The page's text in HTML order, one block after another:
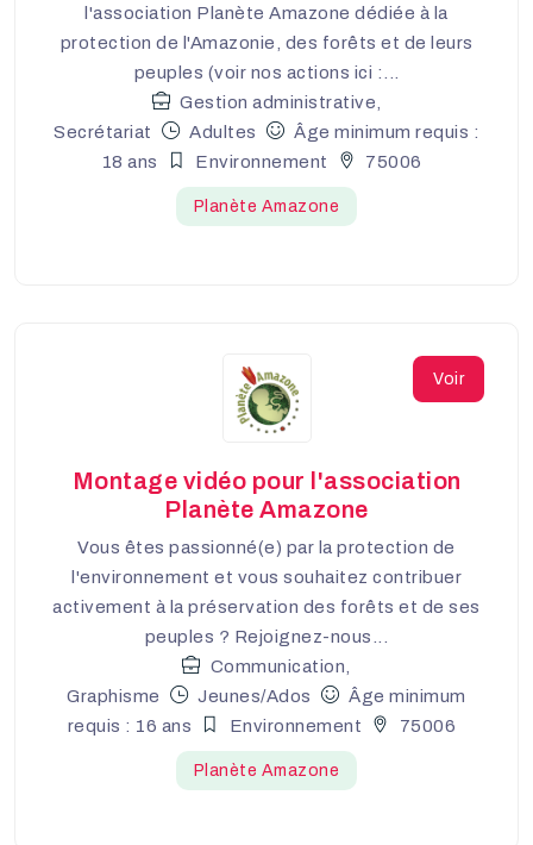
l'association Planète Amazone dédiée à la
protection de l'Amazonie, des forêts et de leurs
peuples (voir nos actions ici :...
Gestion administrative,
Secrétariat
Adultes
Âge minimum requis :
18 ans
Environnement 75006
Planète Amazone
Voir
Montage vidéo pour l'association
Planète Amazone
Vous êtes passionné(e) par la protection de
l'environnement et vous souhaitez contribuer
activement à la préservation des forêts et de ses
peuples ? Rejoignez-nous...
Communication,
Graphisme
Jeunes/Ados
Âge minimum
requis : 16 ans
Environnement 75006
Planète Amazone